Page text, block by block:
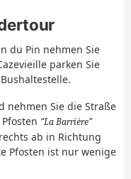
du Pin nehmen Sie
parken Sie
nehmen Sie die Straße
La Barrière
ab in Richtung
Pfosten ist nur wenige